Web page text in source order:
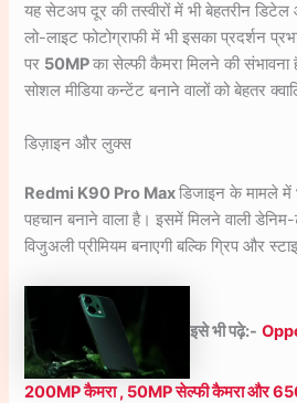
यह सेटअप दूर की तस्वीरों में भी बेहतरीन डिटेल
लो-लाइट फोटोग्राफी में भी इसका प्रदर्शन
पर 50MPका सेल्फी कैमरा मिलने की संभावना
सोशल मीडिया कन्टेंट बनाने वालों को बेहतर
डिज़ाइन और लुक्स
Redmi K90 Pro Maxडिजाइन के मामले में
पहचान बनाने वाला है। इसमें मिलने वाली
विजुअली प्रीमियम बनाएगी बल्कि ग्रिप और
इसे भी पढ़े:-
200MP कैमरा , 50MP सेल्फी कैमरा और